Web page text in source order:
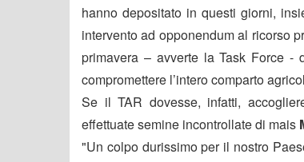
hanno depositato in questi giorni,
intervento ad opponendum al ricorso
primavera – avverte la Task Force -
compromettere l’intero comparto
Se il TAR dovesse, infatti,
effettuate semine incontrollate di mais
"Un colpo durissimo per il nostro